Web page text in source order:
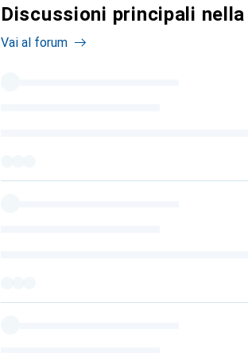
Discussioni principali
Vai al forum